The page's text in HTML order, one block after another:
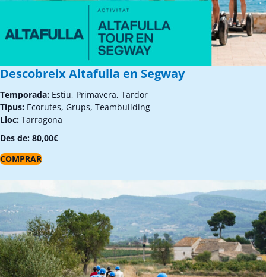
Descobreix Altafulla en Segway
Temporada: Estiu, Primavera, Tardor
Tipus: Ecorutes, Grups, Teambuilding
Lloc: Tarragona
Des de: 80,00€
COMPRAR